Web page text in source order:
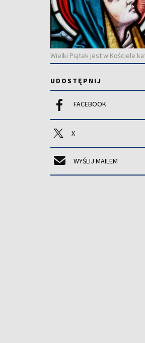
Wielki Piątek jest w Kościele
UDOSTĘPNIJ
FACEBOOK
X
WYŚLIJ MAILEM